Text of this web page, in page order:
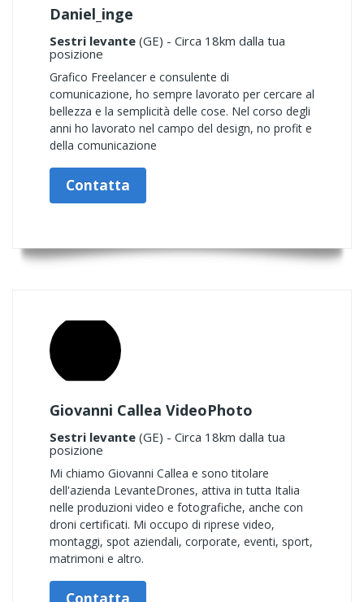
Daniel_inge
Sestri levante (GE) - Circa 18km dalla tua
posizione
Grafico Freelancer e consulente di
comunicazione, ho sempre lavorato per cercare al
bellezza e la semplicità delle cose. Nel corso degli
anni ho lavorato nel campo del design, no profit e
della comunicazione
Contatta
Giovanni Callea VideoPhoto
Sestri levante (GE) - Circa 18km dalla tua
posizione
Mi chiamo Giovanni Callea e sono titolare
dell'azienda LevanteDrones, attiva in tutta Italia
nelle produzioni video e fotografiche, anche con
droni certificati. Mi occupo di riprese video,
montaggi, spot aziendali, corporate, eventi, sport,
matrimoni e altro.